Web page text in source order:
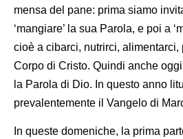
mensa del pane: prima siamo
‘mangiare’ la sua Parola, e poi a
cioè a cibarci, nutrirci, alimentarci,
Corpo di Cristo. Quindi anche
la Parola di Dio. In questo anno
prevalentemente il Vangelo di
In queste domeniche, la prima